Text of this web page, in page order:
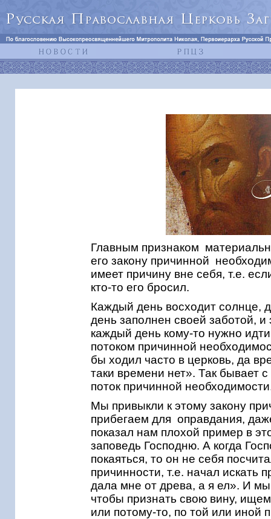
Главным признаком
его закону причинной
имеет причину вне себя, т.е.
кто-то его бросил.
Каждый день восходит солнце,
день заполнен своей заботой,
каждый день кому-то нужно
потоком причинной
бы ходил часто в церковь, да
таки времени нет». Так бывает
поток причинной
Мы привыкли к этому закону
прибегаем для оправдания,
показал нам плохой пример в
заповедь Господню. А когда
покаяться, то он не себя
причинности, т.е. начал
дала мне от древа, а я ел». И
чтобы признать свою вину,
или потому-то, по той или иной